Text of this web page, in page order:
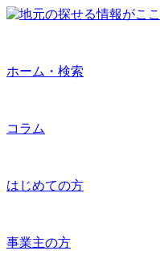
ホーム・検索
コラム
はじめての方
事業主の方